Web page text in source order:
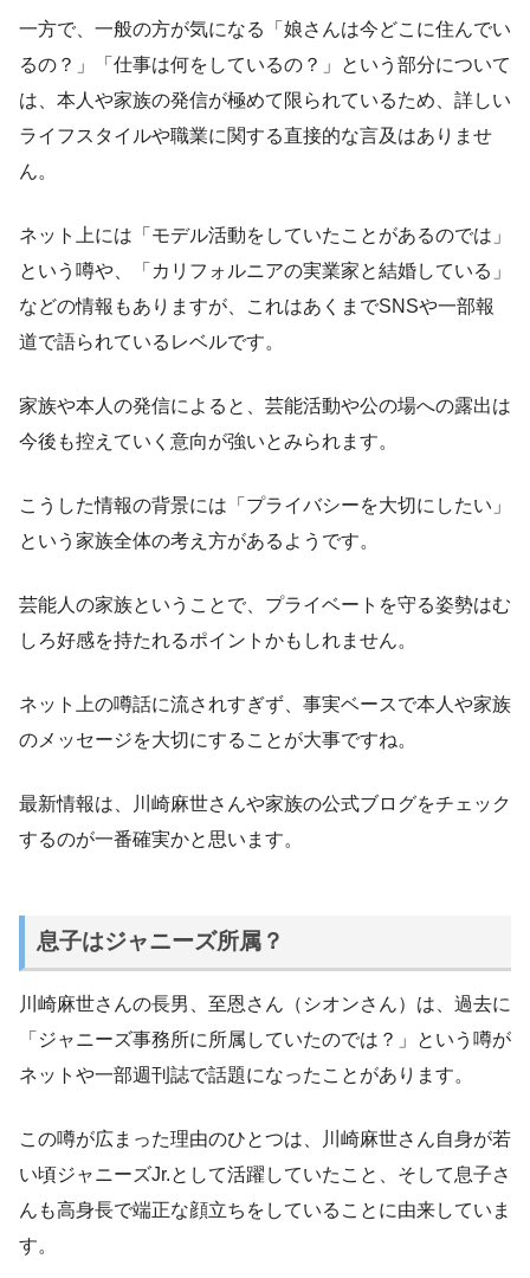
一方で、一般の方が気になる「娘さんは今どこに住んでい
るの？」「仕事は何をしているの？」という部分について
は、本人や家族の発信が極めて限られているため、詳しい
ライフスタイルや職業に関する直接的な言及はありませ
ん。
ネット上には「モデル活動をしていたことがあるのでは」
という噂や、「カリフォルニアの実業家と結婚している」
などの情報もありますが、これはあくまでSNSや一部報
道で語られているレベルです。
家族や本人の発信によると、芸能活動や公の場への露出は
今後も控えていく意向が強いとみられます。
こうした情報の背景には「プライバシーを大切にしたい」
という家族全体の考え方があるようです。
芸能人の家族ということで、プライベートを守る姿勢はむ
しろ好感を持たれるポイントかもしれません。
ネット上の噂話に流されすぎず、事実ベースで本人や家族
のメッセージを大切にすることが大事ですね。
最新情報は、川崎麻世さんや家族の公式ブログをチェック
するのが一番確実かと思います。
息子はジャニーズ所属？
川崎麻世さんの長男、至恩さん（シオンさん）は、過去に
「ジャニーズ事務所に所属していたのでは？」という噂が
ネットや一部週刊誌で話題になったことがあります。
この噂が広まった理由のひとつは、川崎麻世さん自身が若
い頃ジャニーズJr.として活躍していたこと、そして息子さ
んも高身長で端正な顔立ちをしていることに由来していま
す。